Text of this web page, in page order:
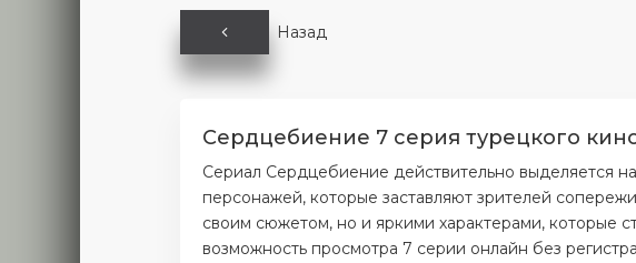
Назад
Сердцебиение 7 серия турецкого
Сериал Сердцебиение действительно выделяется
персонажей, которые заставляют зрителей
своим сюжетом, но и яркими характерами, которые
возможность просмотра 7 серии онлайн без